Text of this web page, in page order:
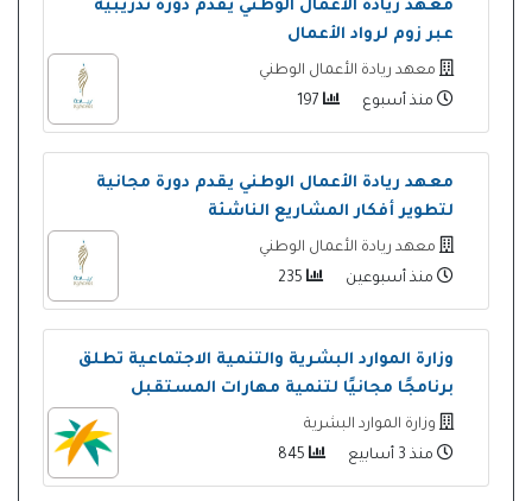
معهد ريادة الأعمال الوطني يقدم دورة تدريبية
عبر زوم لرواد الأعمال
معهد ريادة الأعمال الوطني
منذ أسبوع
معهد ريادة الأعمال الوطني يقدم دورة مجانية
لتطوير أفكار المشاريع الناشئة
معهد ريادة الأعمال الوطني
منذ أسبوعين
وزارة الموارد البشرية والتنمية الاجتماعية تطلق
برنامجًا مجانيًا لتنمية مهارات المستقبل
وزارة الموارد البشرية
منذ 3 أسابيع